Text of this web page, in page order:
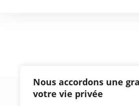
Nous accordons une
votre vie privée